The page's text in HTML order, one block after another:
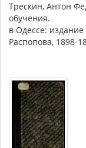
Трескин, Антон
обучения.
в Одессе:
Распопова, 1898-